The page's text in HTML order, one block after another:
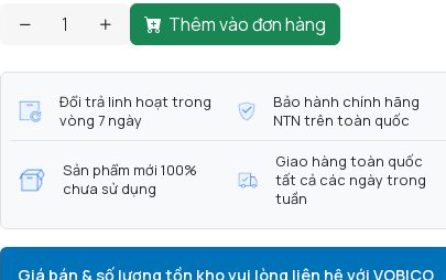
Thêm vào đơn hàng
Đổi trả linh hoạt trong
vòng 7 ngày
Bảo hành chính hãng
NTN trên toàn quốc
Sản phẩm mới 100%
chưa sử dụng
Giao hàng toàn quốc
tất cả các ngày trong
tuần
Giá bán & số lượng tồn kho vui lòng liên hệ với VOBICO